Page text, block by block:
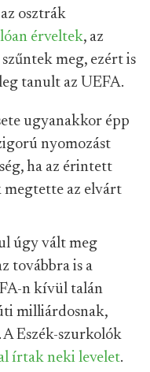
osztrák
érveltek, az
meg, ezért is
tanult az UEFA.
ugyanakkor épp
nyomozást
ha az érintett
megtette az elvárt
úgy vált meg
továbbra is a
n kívül talán
milliárdosnak,
Eszék-szurkolók
írtak neki levelet.